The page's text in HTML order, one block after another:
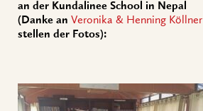
an der Kundalinee School in Nepal
(Danke an Veronika & Henning Köllner
stellen der Fotos):